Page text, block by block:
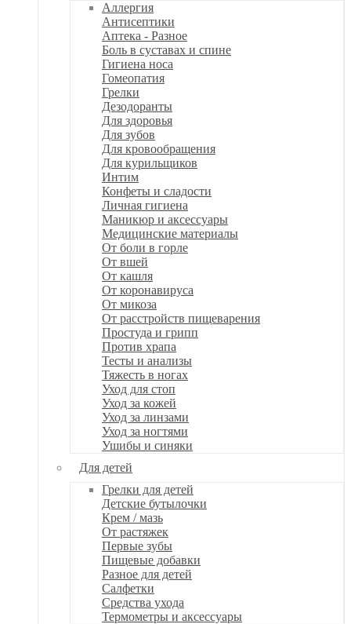
Аллергия
Антисептики
Аптека - Разное
Боль в суставах и спине
Гигиена носа
Гомеопатия
Грелки
Дезодоранты
Для здоровья
Для зубов
Для кровообращения
Для курильщиков
Интим
Конфеты и сладости
Личная гигиена
Маникюр и аксессуары
Медицинские материалы
От боли в горле
От вшей
От кашля
От коронавируса
От микоза
От расстройств пищеварения
Простуда и грипп
Против храпа
Тесты и анализы
Тяжесть в ногах
Уход для стоп
Уход за кожей
Уход за линзами
Уход за ногтями
Ушибы и синяки
Для детей
Грелки для детей
Детские бутылочки
Крем / мазь
От растяжек
Первые зубы
Пищевые добавки
Разное для детей
Салфетки
Средства ухода
Термометры и аксессуары